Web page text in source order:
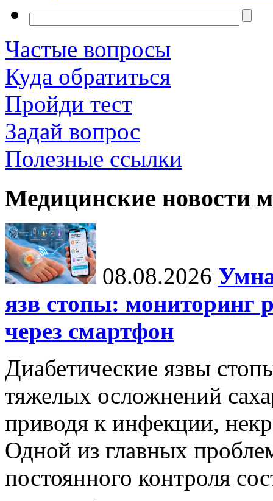
Частые вопросы
Куда обратиться
Пройди тест
Задай вопрос
Полезные ссылки
Медицинские новости
08.08.2026
язв стопы: мониторинг
через смартфон
Диабетические язвы
тяжелых осложнений
приводя к инфекции,
Одной из главных
постоянного контроля